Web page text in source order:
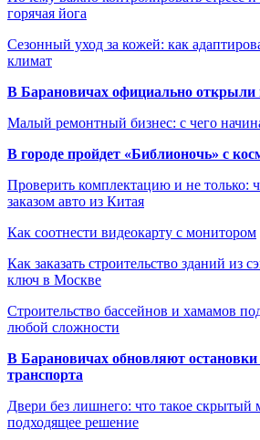
горячая йога
Сезонный уход за кожей: как
климат
В Барановичах официально открыли
Малый ремонтный бизнес: с чего
В городе пройдет «Библионочь» с
Проверить комплектацию и не только:
заказом авто из Китая
Как соотнести видеокарту с монитором
Как заказать строительство зданий из
ключ в Москве
Строительство бассейнов и хамамов
любой сложности
В Барановичах обновляют остановки
транспорта
Двери без лишнего: что такое скрытый
подходящее решение